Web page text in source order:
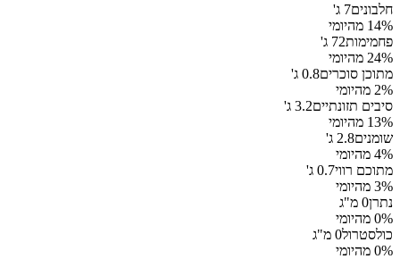
חלבונים7 ג'
14% מהיומי
פחמימות72 ג'
24% מהיומי
מתוכן סוכרים0.8 ג'
2% מהיומי
סיבים תזונתיים3.2 ג'
13% מהיומי
שומנים2.8 ג'
4% מהיומי
מתוכם רווי0.7 ג'
3% מהיומי
נתרן0 מ"ג
0% מהיומי
כולסטרול0 מ"ג
0% מהיומי